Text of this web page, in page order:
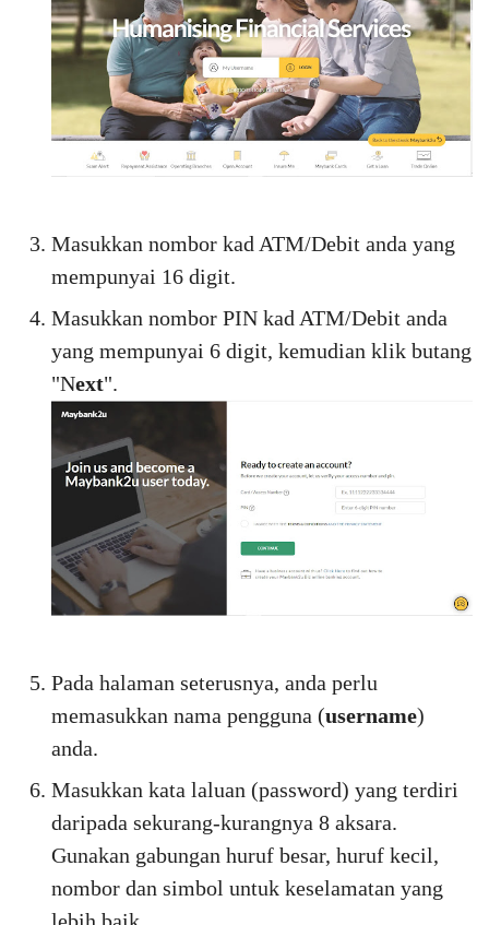
Masukkan nombor kad ATM/Debit anda yang
mempunyai 16 digit.
Masukkan nombor PIN kad ATM/Debit anda
yang mempunyai 6 digit, kemudian klik butang
"Next".
Pada halaman seterusnya, anda perlu
memasukkan nama pengguna (username)
anda.
Masukkan kata laluan (password) yang terdiri
daripada sekurang-kurangnya 8 aksara.
Gunakan gabungan huruf besar, huruf kecil,
nombor dan simbol untuk keselamatan yang